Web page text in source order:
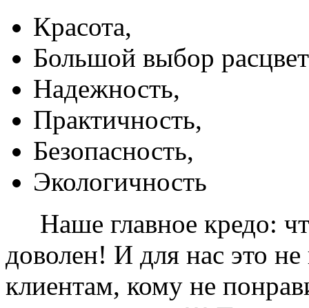
Красота,
Большой выбор
Надежность,
Практичность,
Безопасность,
Экологичность
Наше главное кредо:
доволен! И для нас это
клиентам, кому не